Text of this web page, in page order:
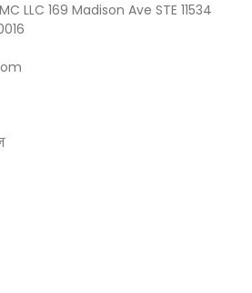
LLC 169 Madison Ave STE 11534